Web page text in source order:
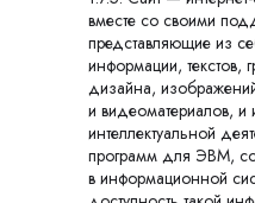
вместе со своими
представляющие из
информации, текстов,
дизайна,
и видеоматериалов, и
интеллектуальной
программ для ЭВМ,
в информационной